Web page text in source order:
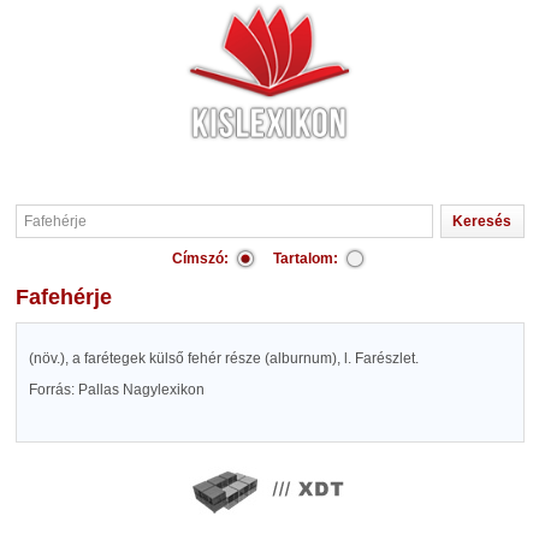
Címszó: Tartalom:
Fafehérje
(növ.), a farétegek külső fehér része (alburnum), l. Farészlet.
Forrás: Pallas Nagylexikon